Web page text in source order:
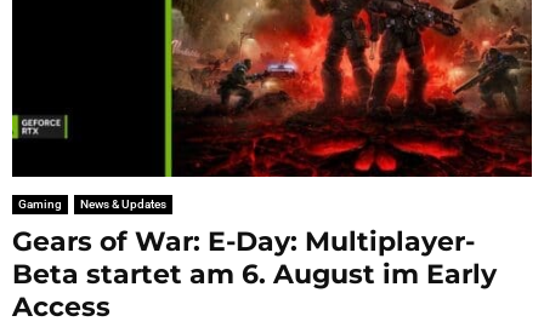
Gaming News & Updates
Gears of War: E-Day: Multiplayer-
Beta startet am 6. August im Early
Access